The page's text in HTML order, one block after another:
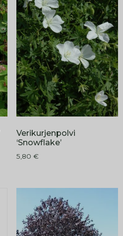
Verikurjenpolvi
‘Snowflake’
5,80 €